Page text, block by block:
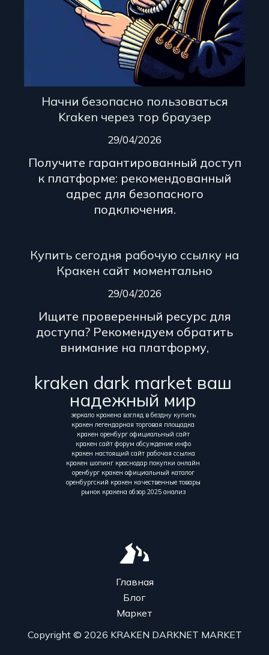
Начни безопасно пользоваться
Kraken через тор браузер
29/04/2026
Получите гарантированный доступ
к платформе: рекомендованный
адрес для безопасного
подключения.
Купить сегодня рабочую ссылку на
Кракен сайт моментально
29/04/2026
Ищите проверенный ресурс для
доступа? Рекомендуем обратить
внимание на платформу,
kraken dark market ваш
надежный мир
зеркало кракена взгляд в бездну купить
кракен легендарная торговая площадка
кракен оренбург официальный сайт
кракен сайт форум обсуждение инфо
кракен настоящий сайт рабочая ссылка
кракен шопинг краснодар покупки онлайн
оренбург кракен официальный каталог
оренбургский кракен качественные товары
рынок кракена обзор 2025 анализ
Главная
Блог
Маркет
Copyright © 2026 KRAKEN DARKNET MARKET